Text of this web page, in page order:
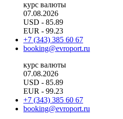
курс валюты
07.08.2026
USD - 85.89
EUR - 99.23
+7 (343) 385 60 67
booking@evroport.ru
курс валюты
07.08.2026
USD - 85.89
EUR - 99.23
+7 (343) 385 60 67
booking@evroport.ru